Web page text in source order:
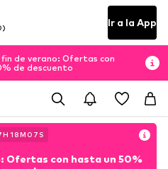
Ir a la App
fin de verano: Ofertas con
de descuento
H 18M 05 S
Ofertas con hasta un 50%